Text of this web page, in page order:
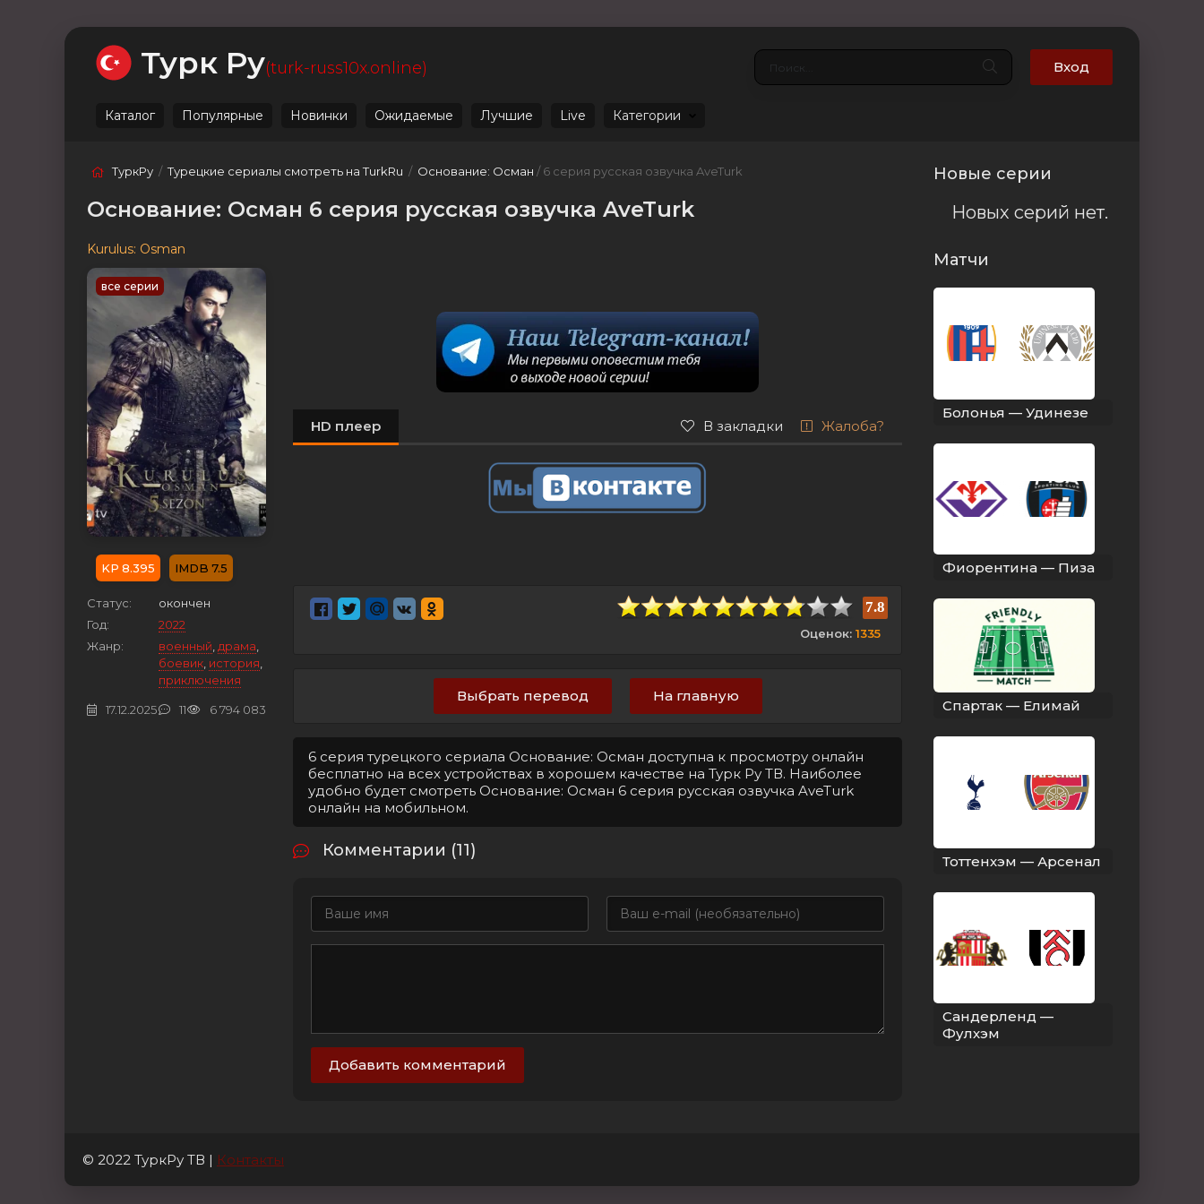
Турк Ру(turk-russ10x.online) Вход
Каталог Популярные Новинки Ожидаемые Лучшие Live Категории
ТуркРу /Турецкие сериалы смотреть на TurkRu / Основание: Осман / 6 серия русская озвучка AveTurk
Основание: Осман 6 серия русская озвучка AveTurk
Kurulus: Osman
все серии
8.395 7.5
Статус:
окончен
Год:
2022
Жанр:
военный драма
боевик история
приключения
6 794 083
11
17.12.2025
HD плеер В закладки Жалоба?
7.8
Оценок: 1335
Выбрать перевод На главную
6 серия турецкого сериала Основание: Осман доступна к просмотру онлайн
бесплатно на всех устройствах в хорошем качестве на Турк Ру ТВ. Наиболее
удобно будет смотреть Основание: Осман 6 серия русская озвучка AveTurk
онлайн на мобильном.
Комментарии (11)
Добавить комментарий
Новые серии
Новых серий нет.
Матчи
Болонья — Удинезе
Фиорентина — Пиза
Спартак — Елимай
Тоттенхэм — Арсенал
Сандерленд —
Фулхэм
© 2022 ТуркРу ТВ | Контакты
Ожидаемые Лучшие